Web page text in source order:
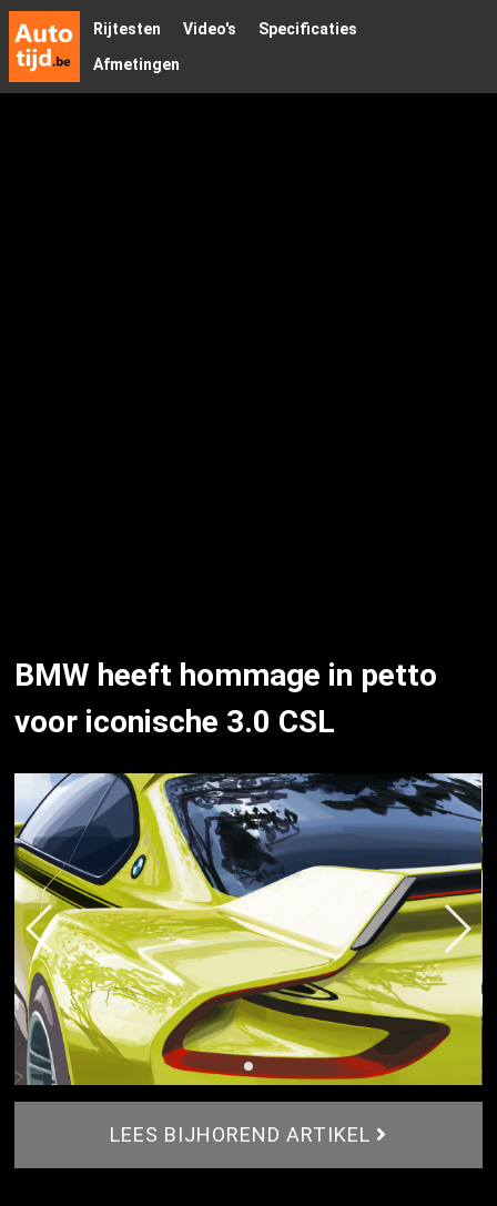
Rijtesten Video's
Specificaties
Afmetingen
BMW heeft hommage in petto
voor iconische 3.0 CSL
LEES BIJHOREND ARTIKEL